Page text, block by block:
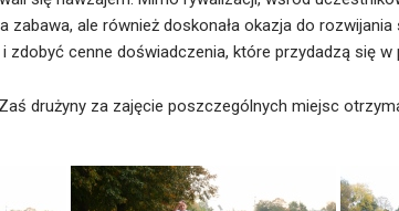
ale również doskonała okazja do
cenne doświadczenia, które przydadzą się w
drużyny za zajęcie poszczególnych miejsc